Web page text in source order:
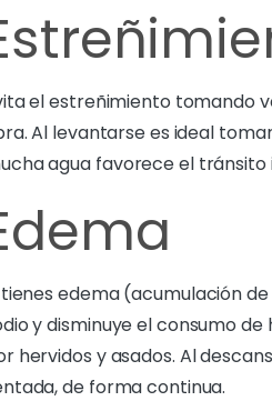
el estreñimiento tomando
Al levantarse es ideal
agua favorece el tránsito
tienes edema (acumulación
y disminuye el consumo
hervidos y asados. Al
de forma continua.